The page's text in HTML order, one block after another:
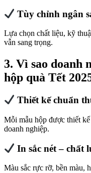
Tùy chỉnh ngân
Lựa chọn chất liệu, kỹ
vẫn sang trọng.
3. Vì sao doanh
hộp quà Tết
Thiết kế chuẩn
Mỗi mẫu hộp được thiết
doanh nghiệp.
In sắc nét – chất
Màu sắc rực rỡ, bền màu,